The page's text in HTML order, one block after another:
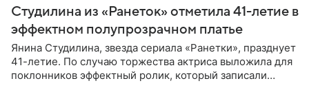
Студилина из «Ранеток» отметила 41-летие в
эффектном полупрозрачном платье
Янина Студилина, звезда сериала «Ранетки», празднует
41-летие. По случаю торжества актриса выложила для
поклонников эффектный ролик, который записали